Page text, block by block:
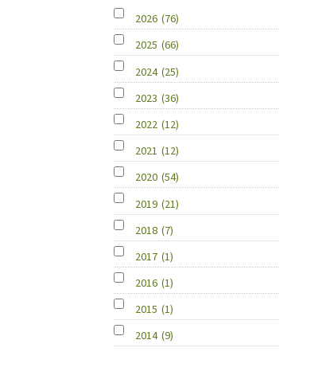
2026 (76)
2025 (66)
2024 (25)
2023 (36)
2022 (12)
2021 (12)
2020 (54)
2019 (21)
2018 (7)
2017 (1)
2016 (1)
2015 (1)
2014 (9)